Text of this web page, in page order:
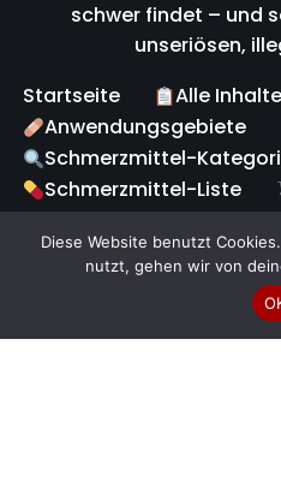
schwer findet – und
unseriösen,
Startseite
Alle Inhalte
Anwendungsgebiete
Schmerzmittel-
Schmerzmittel-Liste
Fake-Warnung
Online-
Fragen & Antworten
Haftungsausschluss
Diese Website benutzt
nutzt, gehen wir von